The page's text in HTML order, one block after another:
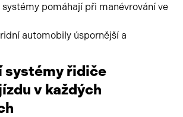
pomáhají při manévrování ve
automobily úspornější a
systémy řidiče
v každých